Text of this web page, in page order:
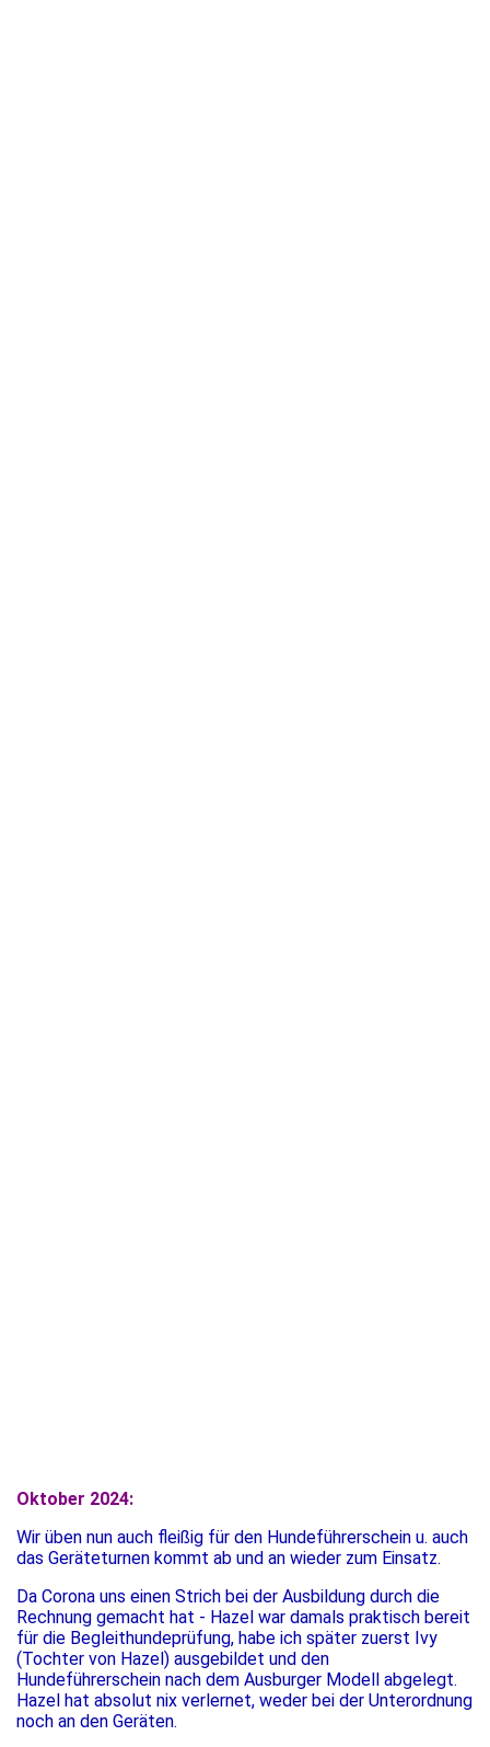
Oktober 2024:
Wir üben nun auch fleißig für den Hundeführerschein u. auch
das Geräteturnen kommt ab und an wieder zum Einsatz.
Da Corona uns einen Strich bei der Ausbildung durch die
Rechnung gemacht hat - Hazel war damals praktisch bereit
für die Begleithundeprüfung, habe ich später zuerst Ivy
(Tochter von Hazel) ausgebildet und den
Hundeführerschein nach dem Ausburger Modell abgelegt.
Hazel hat absolut nix verlernet, weder bei der Unterordnung
noch an den Geräten.